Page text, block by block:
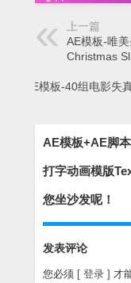
上一篇
AE模板-唯
Christmas
AE模板-40组电影失
AE模板+AE脚
打字动画模版
您坐沙发呢！
发表评论
您必须 [ 登录 ] 才